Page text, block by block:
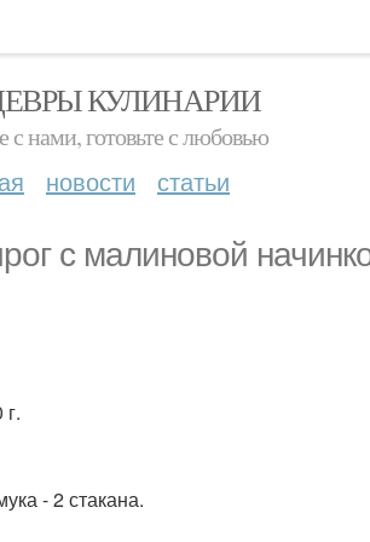
КУЛИНАРИИ
с нами, готовьте с любовью
новости статьи
с малиновой
- 2 стакана.